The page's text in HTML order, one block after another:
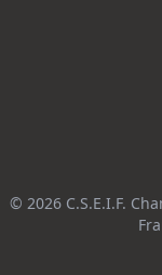
© 2026 C.S.E.I.F.